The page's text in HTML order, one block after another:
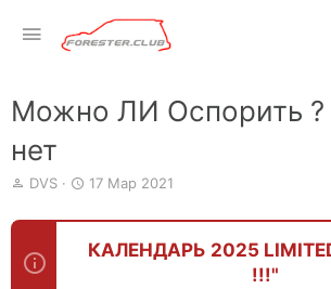
Можно ЛИ Оспорить ?
нет
А
т
р
т
DVS
Д
т
а
н
17 Мар 2021
КАЛЕНДАРЬ 2025
!!!"